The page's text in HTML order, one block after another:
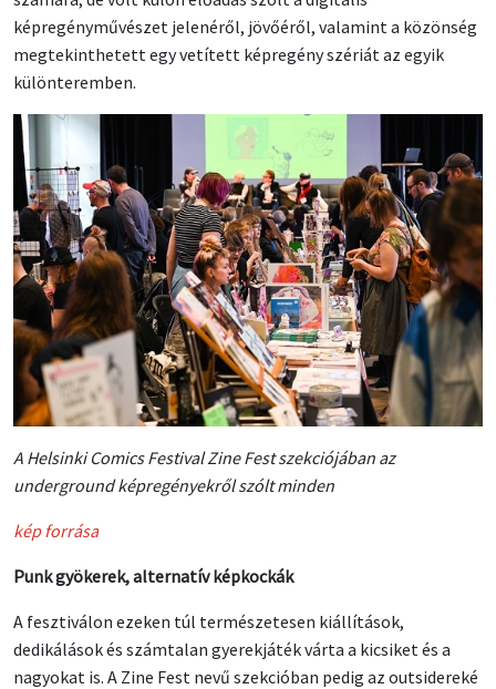
képregényművészet jelenéről, jövőéről, valamint a közönség
megtekinthetett egy vetített képregény szériát az egyik
különteremben.
A Helsinki Comics Festival Zine Fest szekciójában az
underground képregényekről szólt minden
kép forrása
Punk gyökerek, alternatív képkockák
A fesztiválon ezeken túl természetesen kiállítások,
dedikálások és számtalan gyerekjáték várta a kicsiket és a
nagyokat is. A Zine Fest nevű szekcióban pedig az outsidereké